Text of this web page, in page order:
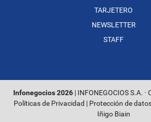
TARJETERO
NEWSLETTER
STAFF
Infonegocios 2026 | INFONEGOCIOS S.A.
Políticas de Privacidad | Protección de
Iñigo Biain